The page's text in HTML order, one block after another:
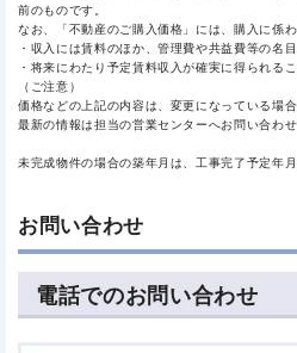
前のものです。
なお、「不動産のご購入価格」には、購入に係
・収入には賃料のほか、管理費や共益費等の名
・将来にわたり予定賃料収入が確実に得られる
（ご注意）
価格などの上記の内容は、変更になっている場合
最新の情報は担当の営業センターへお問い合わせ
未完成物件の場合の築年月は、工事完了予定年
お問い合わせ
電話でのお問い合わせ